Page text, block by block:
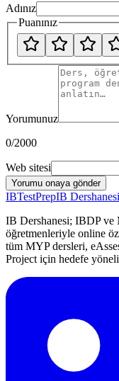
Adınız
Puanınız
Yorumunuz
0/2000
Web sitesi
Yorumu onaya gönder
IBTestPrepIB
IB Dershanesi; IBDP
öğretmenleriyle online
tüm MYP dersleri,
Project için hedefe